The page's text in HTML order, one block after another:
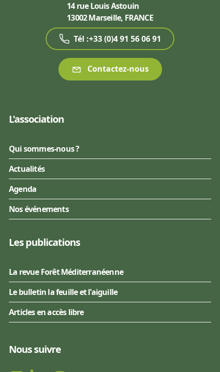
14 rue Louis Astouin
13002 Marseille, FRANCE
Tél :+33 (0)4 91 56 06 91
Contactez-nous
L'association
Qui sommes-nous ?
Actualités
Agenda
Nos événements
Les publications
La revue Forêt Méditerranéenne
Le bulletin la feuille et l'aiguille
Articles en accès libre
Nous suivre